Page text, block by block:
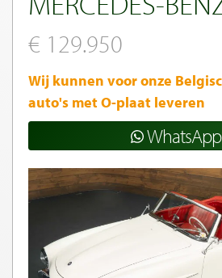
€ 129.950
Wij kunnen voor onze
auto's met O-plaat leveren
WhatsApp